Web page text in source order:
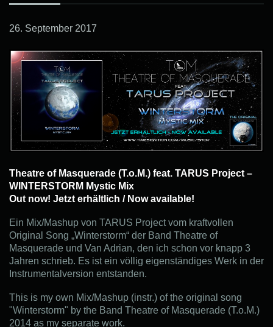
26. September 2017
Theatre of Masquerade (T.o.M.) feat. TARUS Project –
WINTERSTORM Mystic Mix
Out now! Jetzt erhältlich / Now available!
Ein Mix/Mashup von TARUS Project vom kraftvollen
Original Song „Winterstorm“ der Band Theatre of
Masquerade und Van Adrian, den ich schon vor knapp 3
Jahren schrieb. Es ist ein völlig eigenständiges Werk in der
Instrumentalversion entstanden.
This is my own Mix/Mashup (instr.) of the original song
"Winterstorm" by the Band Theatre of Masquerade (T.o.M.)
2014 as my separate work.